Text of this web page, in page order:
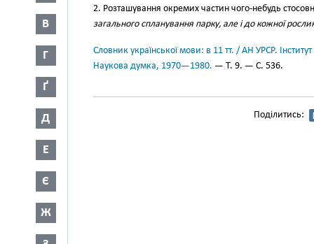
В
Г
Ґ
Д
Е
Є
Ж
2. Розташування окремих частин чого-небудь
загального спланування парку, але і до кожної
Словник української мови: в 11 тт. / АН УРСР.
Наукова думка, 1970—1980. — Т. 9. — С. 536.
Поділитись: